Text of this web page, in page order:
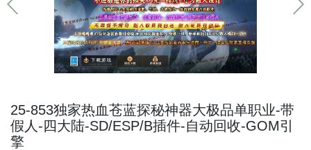
25-853独家热血苍蓝探秘神器大极品单职业-带
假人-四大陆-SD/ESP/B插件-自动回收-GOM引
擎